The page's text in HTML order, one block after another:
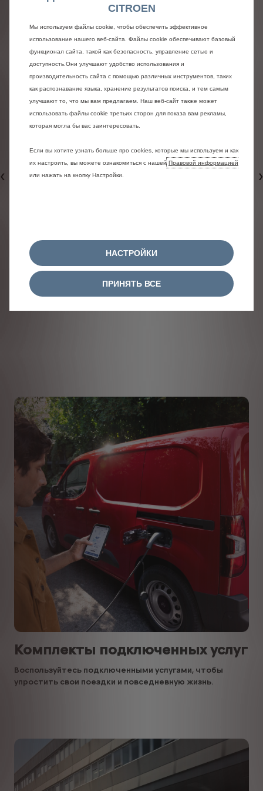
Назад
Комплекты подключенных услуг
Воспользуйтесь подключенными услугами, чтобы
упростить свои поездки и повседневную жизнь.
CITROEN
Мы используем файлы cookie, чтобы обеспечить эффективное
использование нашего веб-сайта. Файлы cookie обеспечивают базовый
функционал сайта, такой как безопасность, управление сетью и
доступность.Они улучшают удобство использования и
производительность сайта с помощью различных инструментов, таких
как распознавание языка, хранение результатов поиска, и тем самым
улучшают то, что мы вам предлагаем. Наш веб-сайт также может
использовать файлы cookie третьих сторон для показа вам рекламы,
которая могла бы вас заинтересовать.
Если вы хотите узнать больше про cookies, которые мы используем и как
их настроить, вы можете ознакомиться с нашей Правовой информацией
или нажать на кнопку Настройки.
НАСТРОЙКИ
ПРИНЯТЬ ВСЕ